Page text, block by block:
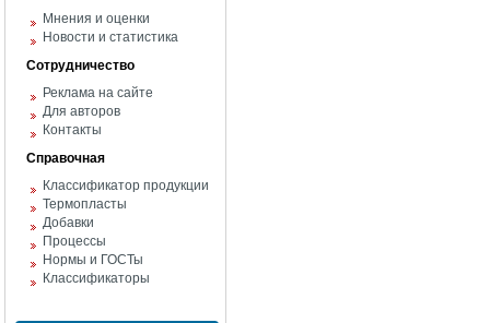
Мнения и оценки
Новости и статистика
Сотрудничество
Реклама на сайте
Для авторов
Контакты
Справочная
Классификатор продукции
Термопласты
Добавки
Процессы
Нормы и ГОСТы
Классификаторы